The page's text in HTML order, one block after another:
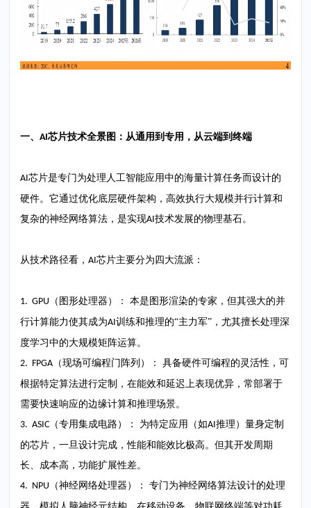
一、AI芯片技术全景图：从通用到专用，从云端到终端
AI芯片是专门为处理人工智能应用中的海量计算任务而设计的
硬件。它通过优化底层硬件架构，高效执行大规模并行计算和
复杂的神经网络算法，是实现AI技术发展的物理基石。
从技术路径看，AI芯片主要分为四大流派：
1. GPU （图形处理器）： 本是图形渲染的专家，但其强大的并
行计算能力使其成为AI训练和推理的“主力军”，尤其擅长处理深
度学习中的大规模矩阵运算。
2. FPGA （现场可编程门阵列）： 具备硬件可编程的灵活性，可
根据特定算法进行定制，在能效和延迟上表现优异，常部署于
需要快速响应的边缘计算和推理场景。
3. ASIC （专用集成电路）： 为特定应用（如AI推理）量身定制
的芯片，一旦设计完成，性能和能效比极高。但其开发周期
长、成本高，功能扩展性差。
4. NPU （神经网络处理器）： 专门为神经网络算法设计的处理